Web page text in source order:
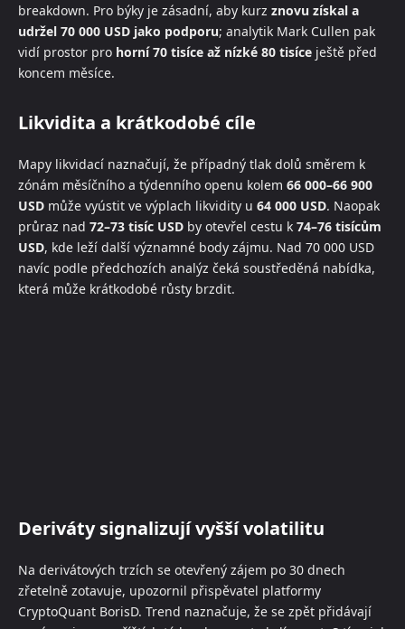
breakdown. Pro býky je zásadní, aby kurz znovu získal a
udržel 70 000 USD jako podporu; analytik Mark Cullen pak
vidí prostor pro horní 70 tisíce až nízké 80 tisíce ještě před
koncem měsíce.
Likvidita a krátkodobé cíle
Mapy likvidací naznačují, že případný tlak dolů směrem k
zónám měsíčního a týdenního openu kolem 66 000–66 900
USD může vyústit ve výplach likvidity u 64 000 USD. Naopak
průraz nad 72–73 tisíc USD by otevřel cestu k 74–76 tisícům
USD, kde leží další významné body zájmu. Nad 70 000 USD
navíc podle předchozích analýz čeká soustředěná nabídka,
která může krátkodobé růsty brzdit.
Deriváty signalizují vyšší volatilitu
Na derivátových trzích se otevřený zájem po 30 dnech
zřetelně zotavuje, upozornil přispěvatel platformy
CryptoQuant BorisD. Trend naznačuje, že se zpět přidávají